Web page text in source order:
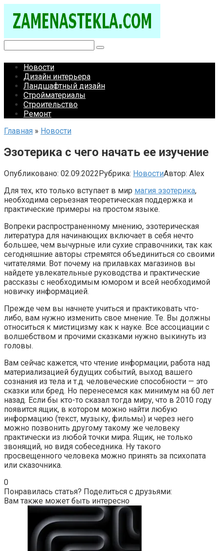
контенту
Новости
Дизайн интерьера
Ландшафтный дизайн
Стройматериалы
Строительство
Ремонт
Главная » Новости
Эзотерика с чего начать ее изучение
Опубликовано: 02.09.2022Рубрика: НовостиАвтор: Alex
Для тех, кто только вступает в мир магия эзотерика,
необходима серьезная теоретическая поддержка и
практические примеры на простом языке.
Вопреки распространенному мнению, эзотерическая
литература для начинающих включает в себя нечто
большее, чем вычурные или сухие справочники, так как
сегодняшние авторы стремятся объединиться со своими
читателями. Вот почему на прилавках магазинов вы
найдете увлекательные руководства и практические
рассказы с необходимым юмором и всей необходимой
новичку информацией.
Прежде чем вы начнете учиться и практиковать что-
либо, вам нужно изменить свое мнение. Те. Вы должны
относиться к мистицизму как к науке. Все ассоциации с
волшебством и прочими сказками нужно выкинуть из
головы.
Вам сейчас кажется, что чтение информации, работа над
материализацией будущих событий, выход вашего
сознания из тела и т.д. человеческие способности — это
сказки или бред. Но перенесемся как минимум на 60 лет
назад. Если бы кто-то сказал тогда миру, что в 2010 году
появится ящик, в котором можно найти любую
информацию (текст, музыку, фильмы) и через него
можно позвонить другому такому же человеку
практически из любой точки мира. Ящик, не только
звонящий, но видя собеседника. Ну такого
просвещенного человека можно принять за психопата
или сказочника.
0
Понравилась статья? Поделиться с друзьями:
Вам также может быть интересно